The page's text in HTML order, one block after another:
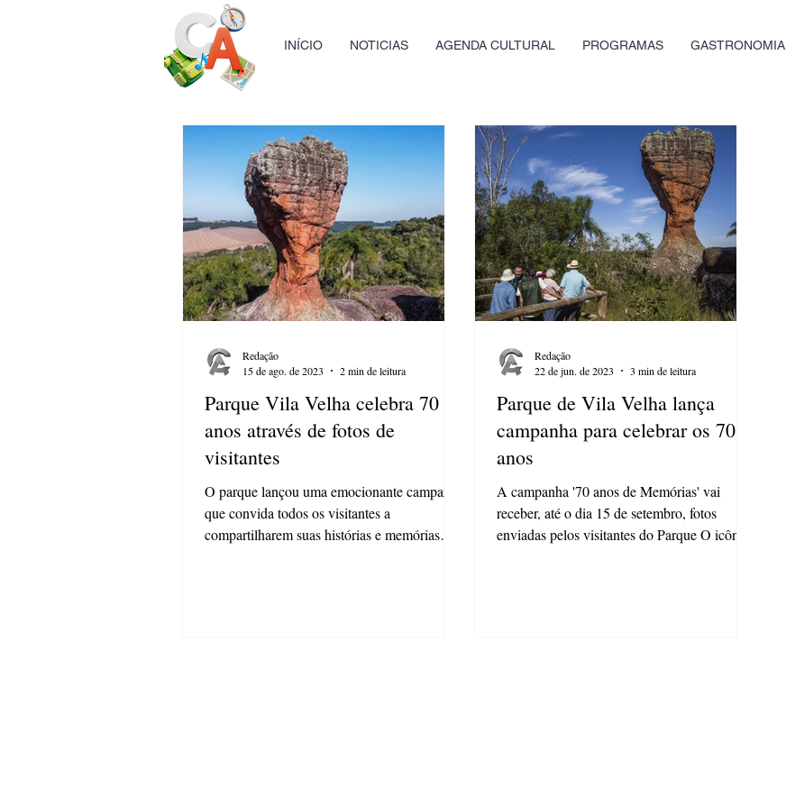
INÍCIO NOTICIAS AGENDA CULTURAL PROGRAMAS GASTRONOMIA
Parque Vila Velha celebra 70
anos através de fotos de
visitantes
O parque lançou uma emocionante campanha
que convida todos os visitantes a
compartilharem suas histórias e memórias
Redação
15 de ago. de 2023
2 min de leitura
Parque de Vila Velha lança
campanha para celebrar os 70
anos
A campanha '70 anos de Memórias' vai
receber, até o dia 15 de setembro, fotos
enviadas pelos visitantes do Parque O icônico
Redação
22 de jun. de 2023
3 min de leitura